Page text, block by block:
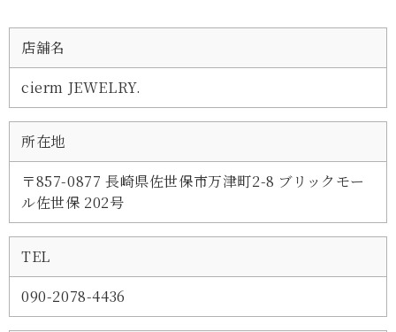
店舖名
cierm JEWELRY.
所在地
〒857-0877 長崎県佐世保市万津町2-8 ブリックモー
ル佐世保 202号
TEL
090-2078-4436